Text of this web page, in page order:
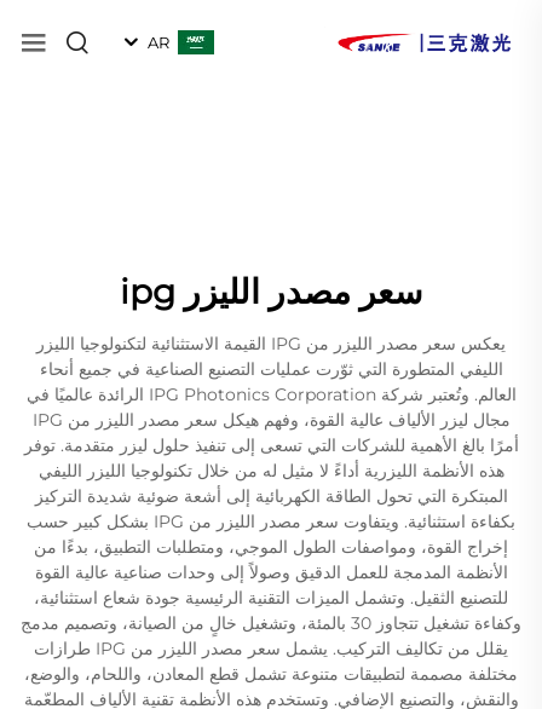
AR
سعر مصدر الليزر ipg
يعكس سعر مصدر الليزر من IPG القيمة الاستثنائية لتكنولوجيا الليزر
الليفي المتطورة التي ثوّرت عمليات التصنيع الصناعية في جميع أنحاء
العالم. وتُعتبر شركة IPG Photonics Corporation الرائدة عالميًا في
مجال ليزر الألياف عالية القوة، وفهم هيكل سعر مصدر الليزر من IPG
أمرًا بالغ الأهمية للشركات التي تسعى إلى تنفيذ حلول ليزر متقدمة. توفر
هذه الأنظمة الليزرية أداءً لا مثيل له من خلال تكنولوجيا الليزر الليفي
المبتكرة التي تحول الطاقة الكهربائية إلى أشعة ضوئية شديدة التركيز
بكفاءة استثنائية. ويتفاوت سعر مصدر الليزر من IPG بشكل كبير حسب
إخراج القوة، ومواصفات الطول الموجي، ومتطلبات التطبيق، بدءًا من
الأنظمة المدمجة للعمل الدقيق وصولاً إلى وحدات صناعية عالية القوة
للتصنيع الثقيل. وتشمل الميزات التقنية الرئيسية جودة شعاع استثنائية،
وكفاءة تشغيل تتجاوز 30 بالمئة، وتشغيل خالٍ من الصيانة، وتصميم مدمج
يقلل من تكاليف التركيب. يشمل سعر مصدر الليزر من IPG طرازات
مختلفة مصممة لتطبيقات متنوعة تشمل قطع المعادن، واللحام، والوضع،
والنقش، والتصنيع الإضافي. وتستخدم هذه الأنظمة تقنية الألياف المطعّمة